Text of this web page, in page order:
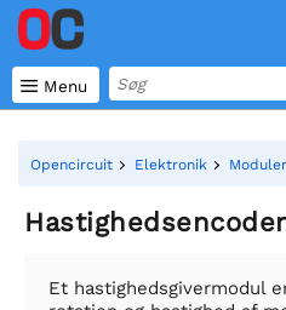
 Menu
Opencircuit Elektronik Moduler
Et hastighedsgivermodul